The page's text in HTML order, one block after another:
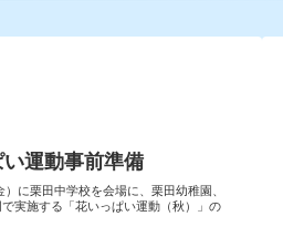
い運動事前準備
に栗田中学校を会場に、栗田幼稚園、
実施する「花いっぱい運動（秋）」の